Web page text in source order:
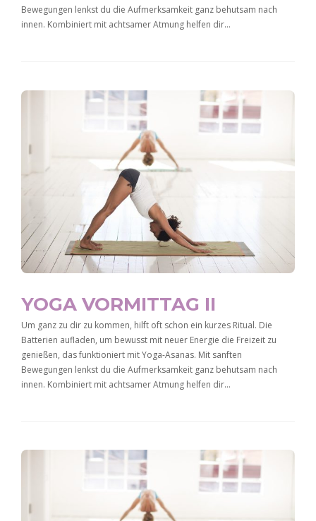
Bewegungen lenkst du die Aufmerksamkeit ganz behutsam nach
innen. Kombiniert mit achtsamer Atmung helfen dir…
YOGA VORMITTAG II
Um ganz zu dir zu kommen, hilft oft schon ein kurzes Ritual. Die
Batterien aufladen, um bewusst mit neuer Energie die Freizeit zu
genießen, das funktioniert mit Yoga-Asanas. Mit sanften
Bewegungen lenkst du die Aufmerksamkeit ganz behutsam nach
innen. Kombiniert mit achtsamer Atmung helfen dir…